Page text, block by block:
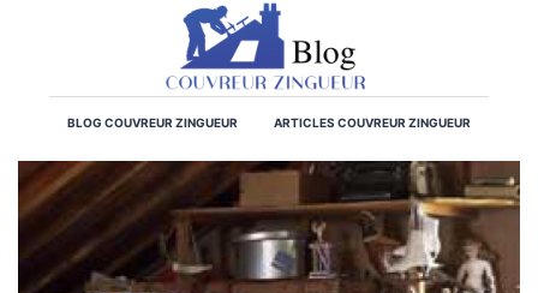
BLOG COUVREUR ZINGUEUR ARTICLES COUVREUR ZINGUEUR